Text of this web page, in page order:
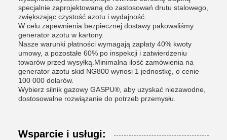
specjalnie zaprojektowaną do zastosowań drutu stalowego,
zwiększając czystość azotu i wydajność.
W celu zapewnienia bezpiecznej dostawy pakowaliśmy
generator azotu w kartony.
Nasze warunki płatności wymagają zapłaty 40% kwoty
umowy, a pozostałe 60% po inspekcji i zatwierdzeniu
towarów przed wysyłką.Minimalna ilość zamówienia na
generator azotu skid NG800 wynosi 1 jednostkę, o cenie
100 000 dolarów.
Wybierz silnik gazowy GASPU®, aby uzyskać niezawodne,
dostosowalne rozwiązanie do potrzeb przemysłu.
Wsparcie i usługi: